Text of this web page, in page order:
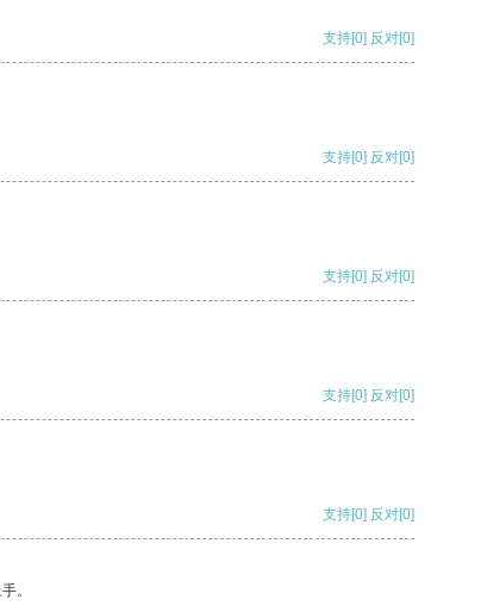
支持[0] 反对[0]
支持[0] 反对[0]
支持[0] 反对[0]
支持[0] 反对[0]
支持[0] 反对[0]
。